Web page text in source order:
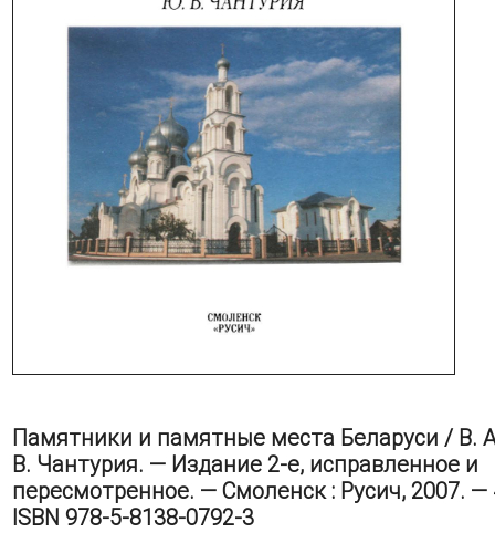
Памятники и памятные места Беларуси / В.
В. Чантурия. — Издание 2-е, исправленное и
пересмотренное. — Смоленск : Русич, 2007. —
ISBN 978-5-8138-0792-3